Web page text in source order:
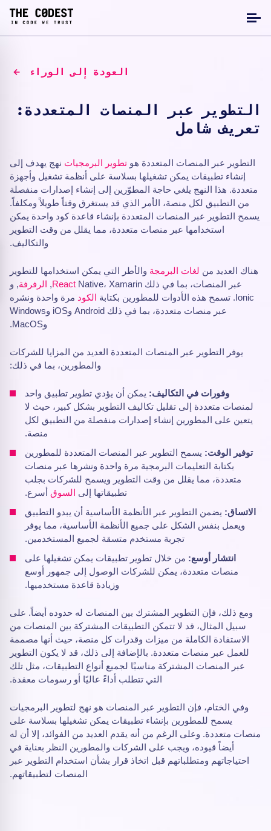
العودة إلى الوراء
التطوير عبر المنصات المتعددة:
تعريف شامل
التطوير عبر المنصات المتعددة هو تطوير البرمجيات نهج يهدف إلى
إنشاء تطبيقات يمكن تشغيلها بسلاسة على أنظمة تشغيل وأجهزة
متعددة. هذا النهج يلغي حاجة المطوّرين إلى إنشاء إصدارات منفصلة
من التطبيق لكل منصة، الأمر الذي قد يستغرق وقتاً طويلاً ومكلفاً.
يسمح التطوير عبر المنصات المتعددة بإنشاء قاعدة كود واحدة يمكن
استخدامها عبر منصات متعددة، مما يقلل من وقت التطوير
والتكاليف.
هناك العديد من لغات البرمجة والأطر التي يمكن استخدامها للتطوير
عبر المنصات، بما في ذلك
React Native، Xamarin, الرفرفة, و
Ionic. تسمح هذه الأدوات للمطورين بكتابة
الكود مرة واحدة ونشره
عبر منصات متعددة، بما في ذلك Android وiOS وWindows
وMacOS.
يوفر التطوير عبر المنصات المتعددة العديد من المزايا للشركات
والمطورين، بما في ذلك:
وفورات في التكاليف: يمكن أن يؤدي تطوير تطبيق واحد
لمنصات متعددة إلى تقليل تكاليف التطوير بشكل كبير، حيث لا
يتعين على المطورين إنشاء إصدارات منفصلة من التطبيق لكل
منصة.
توفير الوقت: يسمح التطوير عبر المنصات المتعددة للمطورين
بكتابة التعليمات البرمجية مرة واحدة ونشرها عبر منصات
متعددة، مما يقلل من وقت التطوير ويسمح للشركات بجلب
تطبيقاتها إلى السوق أسرع.
الاتساق: يضمن التطوير عبر الأنظمة الأساسية أن يبدو التطبيق
ويعمل بنفس الشكل على جميع الأنظمة الأساسية، مما يوفر
تجربة مستخدم متسقة لجميع المستخدمين.
انتشار أوسع: من خلال تطوير تطبيقات يمكن تشغيلها على
منصات متعددة، يمكن للشركات الوصول إلى جمهور أوسع
وزيادة قاعدة مستخدميها.
ومع ذلك، فإن التطوير المشترك بين المنصات له حدوده أيضاً. على
سبيل المثال، قد لا تتمكن التطبيقات المشتركة بين المنصات من
الاستفادة الكاملة من ميزات وقدرات كل منصة، حيث أنها مصممة
للعمل عبر منصات متعددة. بالإضافة إلى ذلك، قد لا يكون التطوير
عبر المنصات المشتركة مناسبًا لجميع أنواع التطبيقات، مثل تلك
التي تتطلب أداءً عاليًا أو رسومات معقدة.
وفي الختام، فإن التطوير عبر المنصات هو نهج لتطوير البرمجيات
يسمح للمطورين بإنشاء تطبيقات يمكن تشغيلها بسلاسة على
منصات متعددة. وعلى الرغم من أنه يقدم العديد من الفوائد، إلا أن له
أيضاً قيوده، ويجب على الشركات والمطورين النظر بعناية في
احتياجاتهم ومتطلباتهم قبل اتخاذ قرار بشأن استخدام التطوير عبر
المنصات لتطبيقاتهم.